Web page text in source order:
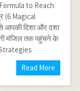
to Reach
(6 Magical
दिशा और दशा
मंजिल तक पहुंचने के
Read More